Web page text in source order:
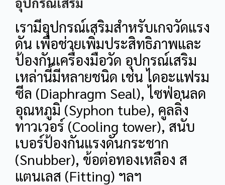
เรามีอุปกรณ์เสริมสำหรับเกจวัดแรง
ดัน เพื่อช่วยเพิ่มประสิทธิภาพและ
ป้องกันเครื่องมือวัด อุปกรณ์เสริม
เหล่านี้มีหลายชนิด เช่น ไดอะแฟรม
ซีล (Diaphragm Seal), ไซฟ่อนลด
อุณหภูมิ (Syphon tube), คูลลิ่ง
ทาวเวอร์ (Cooling tower), สนับ
เบอร์ป้องกันแรงดันกระชาก
(Snubber), ข้อต่อทองเหลือง ส
แตนเลส (Fitting) ฯลฯ